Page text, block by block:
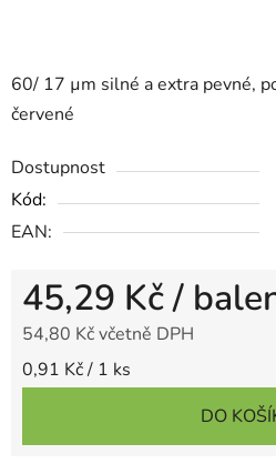
60/ 17 µm silné a extra pevné,
červené
Dostupnost
Kód:
EAN:
45,29 Kč/
54,80 Kč včetně DPH
Měrná cena:
0,91 Kč / 1 ks
DO